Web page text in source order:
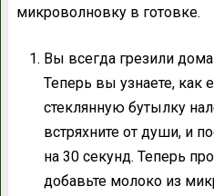
микроволновку в готовке.
Вы всегда грезили
Теперь вы узнаете, как
стеклянную бутылку
встряхните от души, и
на 30 секунд. Теперь
добавьте молоко из